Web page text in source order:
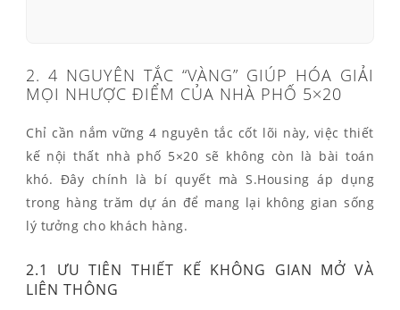
2. 4 NGUYÊN TẮC “VÀNG” GIÚP HÓA GIẢI
MỌI NHƯỢC ĐIỂM CỦA NHÀ PHỐ 5×20
Chỉ cần nắm vững 4 nguyên tắc cốt lõi này, việc thiết
kế nội thất nhà phố 5×20 sẽ không còn là bài toán
khó. Đây chính là bí quyết mà S.Housing áp dụng
trong hàng trăm dự án để mang lại không gian sống
lý tưởng cho khách hàng.
2.1 ƯU TIÊN THIẾT KẾ KHÔNG GIAN MỞ VÀ
LIÊN THÔNG